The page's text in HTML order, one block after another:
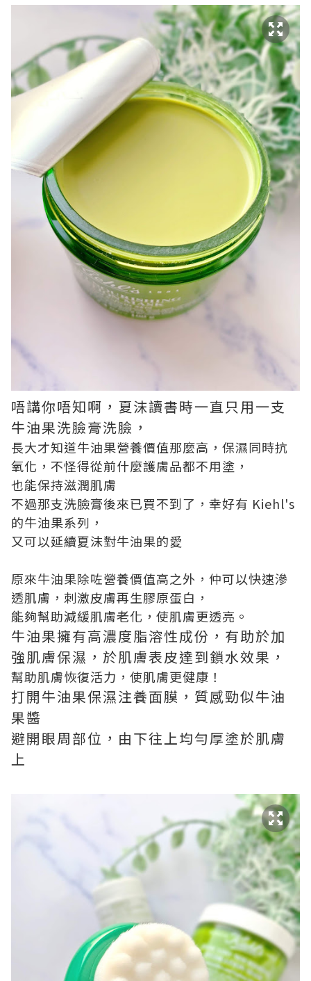
唔講你唔知啊，夏沫讀書時一直只用一支
牛油果洗臉膏洗臉，
長大才知道牛油果營養價值那麼高，保濕同時抗
氧化，不怪得從前什麼護膚品都不用塗，
也能保持滋潤肌膚
不過那支洗臉膏後來已買不到了，幸好有 Kiehl's
的牛油果系列，
又可以延續夏沫對牛油果的愛
原來牛油果除咗營養價值高之外，仲可以快速滲
透肌膚，刺激皮膚再生膠原蛋白，
能夠幫助減緩肌膚老化，使肌膚更透亮。
牛油果擁有高濃度脂溶性成份，有助於加
強肌膚保濕，於肌膚表皮達到鎖水效果，
幫助肌膚恢復活力，使肌膚更健康！
打開牛油果保濕注養面膜，質感勁似牛油
果醬
避開眼周部位，由下往上均勻厚塗於肌膚
上